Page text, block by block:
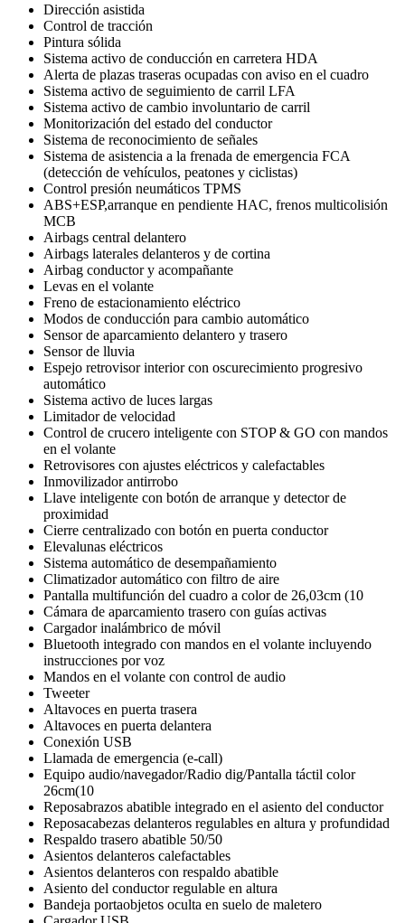
Dirección asistida
Control de tracción
Pintura sólida
Sistema activo de conducción en carretera HDA
Alerta de plazas traseras ocupadas con aviso en el cuadro
Sistema activo de seguimiento de carril LFA
Sistema activo de cambio involuntario de carril
Monitorización del estado del conductor
Sistema de reconocimiento de señales
Sistema de asistencia a la frenada de emergencia FCA
(detección de vehículos, peatones y ciclistas)
Control presión neumáticos TPMS
ABS+ESP,arranque en pendiente HAC, frenos multicolisión
MCB
Airbags central delantero
Airbags laterales delanteros y de cortina
Airbag conductor y acompañante
Levas en el volante
Freno de estacionamiento eléctrico
Modos de conducción para cambio automático
Sensor de aparcamiento delantero y trasero
Sensor de lluvia
Espejo retrovisor interior con oscurecimiento progresivo
automático
Sistema activo de luces largas
Limitador de velocidad
Control de crucero inteligente con STOP & GO con mandos
en el volante
Retrovisores con ajustes eléctricos y calefactables
Inmovilizador antirrobo
Llave inteligente con botón de arranque y detector de
proximidad
Cierre centralizado con botón en puerta conductor
Elevalunas eléctricos
Sistema automático de desempañamiento
Climatizador automático con filtro de aire
Pantalla multifunción del cuadro a color de 26,03cm (10
Cámara de aparcamiento trasero con guías activas
Cargador inalámbrico de móvil
Bluetooth integrado con mandos en el volante incluyendo
instrucciones por voz
Mandos en el volante con control de audio
Tweeter
Altavoces en puerta trasera
Altavoces en puerta delantera
Conexión USB
Llamada de emergencia (e-call)
Equipo audio/navegador/Radio dig/Pantalla táctil color
26cm(10
Reposabrazos abatible integrado en el asiento del conductor
Reposacabezas delanteros regulables en altura y profundidad
Respaldo trasero abatible 50/50
Asientos delanteros calefactables
Asientos delanteros con respaldo abatible
Asiento del conductor regulable en altura
Bandeja portaobjetos oculta en suelo de maletero